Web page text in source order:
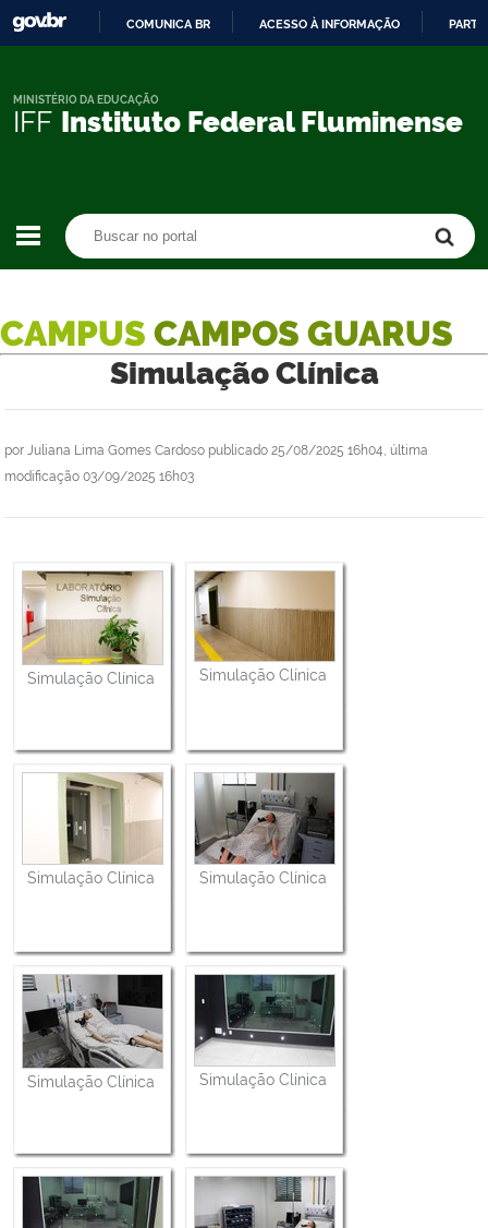
CONTEÚDO
COMUNICA BR ACESSO À INFORMAÇÃO
IFF Instituto Federal Fluminense
MINISTÉRIO DA EDUCAÇÃO
CAMPUS CAMPOS GUARUS
Simulação Clínica
por Juliana Lima Gomes Cardoso publicado 25/08/2025 16h04, última
modificação 03/09/2025 16h03
Simulação Clínica Simulação Clínica
Simulação Clínica Simulação Clínica
Simulação Clínica Simulação Clínica